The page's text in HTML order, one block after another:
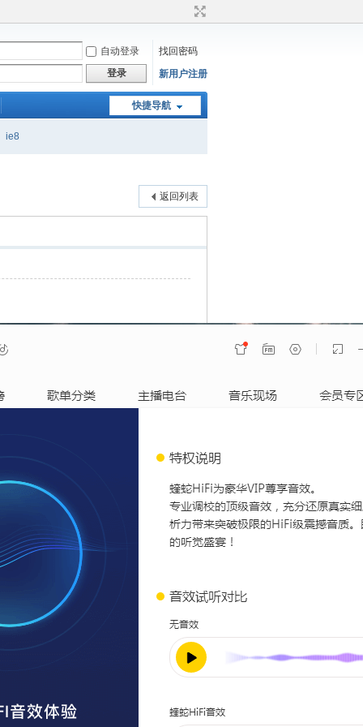
自动登录
找回密码
登录
新用户注册
快捷导航
ie8
返回列表